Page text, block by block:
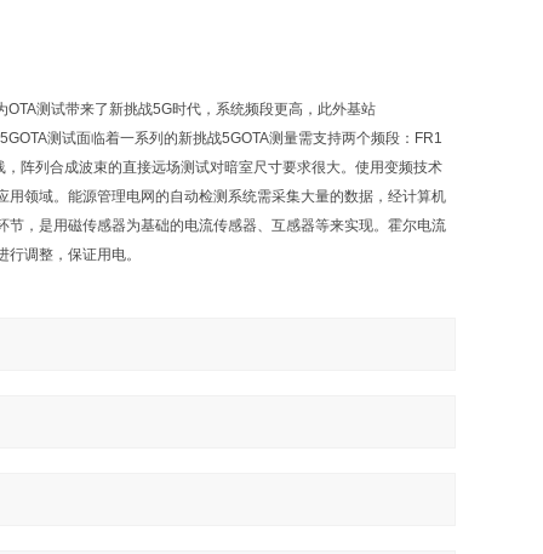
测试带来了新挑战5G时代，系统频段更高，此外基站
测试面临着一系列的新挑战5GOTA测量需支持两个频段：FR1
阵列合成波束的直接远场测试对暗室尺寸要求很大。使用变频技术
领域。能源管理电网的自动检测系统需采集大量的数据，经计算机
，是用磁传感器为基础的电流传感器、互感器等来实现。霍尔电流
调整，保证用电。